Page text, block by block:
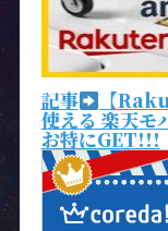
記事 【
使える 楽天モ
お特にGET!!!